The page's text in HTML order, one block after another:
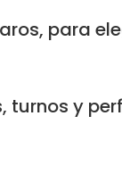
para
turnos y